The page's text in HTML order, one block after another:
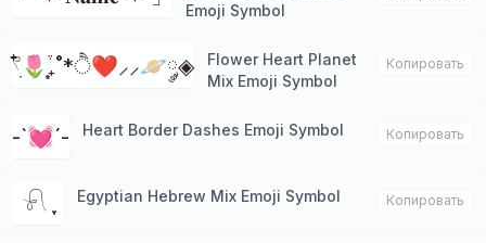
Emoji Symbol
𓍢ִ໋🌷͙֒₊˚*ੈ❤⸝⸝🪐༘◈
Flower Heart Planet
Mix Emoji Symbol
Копировать
-`💓´- Heart Border Dashes Emoji Symbol Копировать
𓍯 ִֶָ Egyptian Hebrew Mix Emoji Symbol Копировать